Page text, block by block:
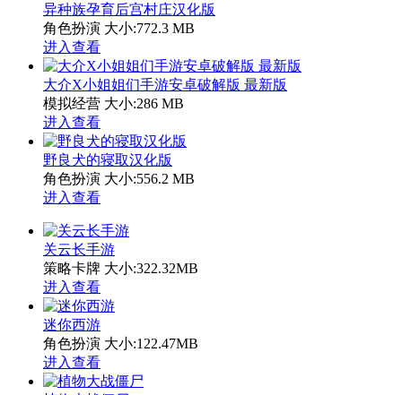
异种族孕育后宫村庄汉化版
角色扮演 大小:772.3 MB
进入查看
大介X小姐姐们手游安卓破解版 最新版
模拟经营 大小:286 MB
进入查看
野良犬的寝取汉化版
角色扮演 大小:556.2 MB
进入查看
关云长手游
策略卡牌 大小:322.32MB
进入查看
迷你西游
角色扮演 大小:122.47MB
进入查看